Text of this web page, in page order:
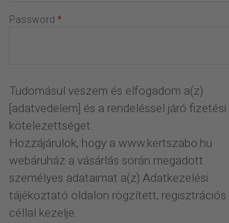
Password *
Tudomásul veszem és elfogadom a(z)
[adatvedelem] és a rendeléssel járó fizetési
kötelezettséget.
Hozzájárulok, hogy a www.kertszabo.hu
webáruház a vásárlás során megadott
személyes adataimat a(z) Adatkezelési
tájékoztató oldalon rögzített, regisztrációs
céllal kezelje.